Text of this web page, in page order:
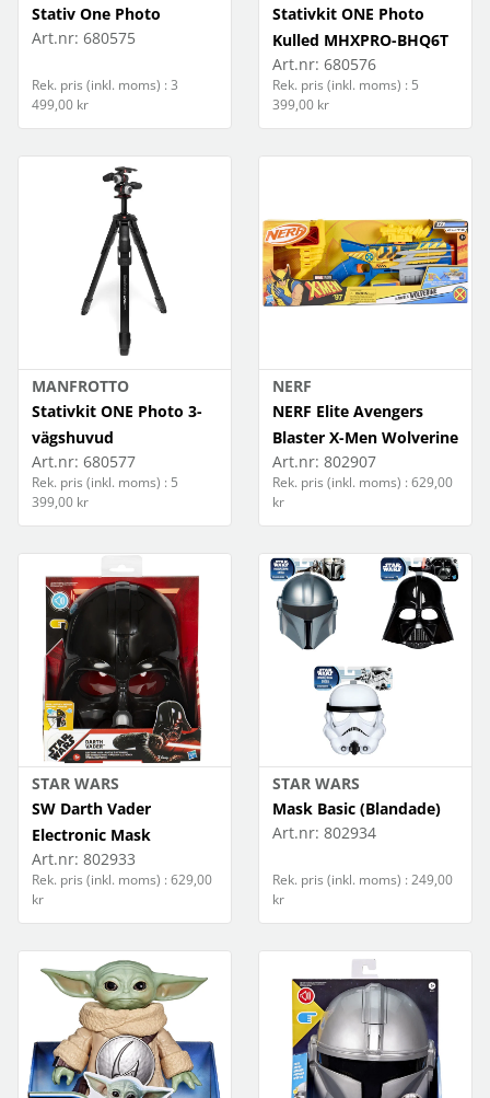
VECKA 13 2026
VECKA 11 2026
Produktnyheter
Barn och baby
Böcker
Datortillbehör
Hem och hushåll
Hälsa och personvård
Leksaker
Ljud
Mobiltillbehör
Spel & pussel
Produktnyheter Pro Media Solutions
Grafiska produkter
Video
3D-lösningar
Landningssidor
Nya varumärken
Stativ One Photo
Art.nr: 680575
Rek. pris (inkl. moms) : 3
499,00 kr
Stativkit ONE Photo
Kulled MHXPRO-BHQ6T
Art.nr: 680576
Rek. pris (inkl. moms) : 5
399,00 kr
MANFROTTO
Stativkit ONE Photo 3-
vägshuvud
Art.nr: 680577
Rek. pris (inkl. moms) : 5
399,00 kr
NERF
NERF Elite Avengers
Blaster X-Men Wolverine
Art.nr: 802907
Rek. pris (inkl. moms) : 629,00
kr
STAR WARS
SW Darth Vader
Electronic Mask
Art.nr: 802933
Rek. pris (inkl. moms) : 629,00
kr
STAR WARS
Mask Basic (Blandade)
Art.nr: 802934
Rek. pris (inkl. moms) : 249,00
kr